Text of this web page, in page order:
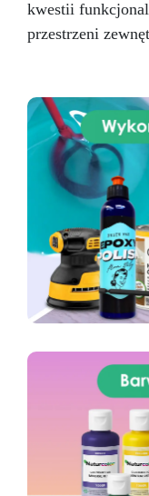
kwestii
przestrzeni